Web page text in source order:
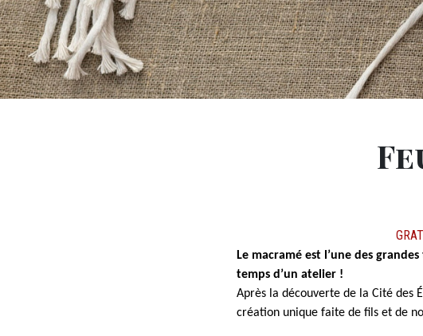
M12 - Texte (1)
Le macramé est l’une des
temps d’un atelier !
Après la découverte de la Cité des
création unique faite de fils et de